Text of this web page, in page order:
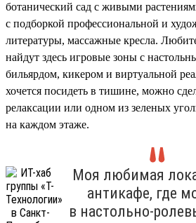
ботанический сад с живыми
с подборкой профессиональной и
литературы, массажные кресла.
найдут здесь игровые зоны с
бильярдом, кикером и виртуальной
хочется посидеть в тишине, можно
релаксации или одном из зеленых
на каждом этаже.
Моя любимая
антикафе, где
в настольно-